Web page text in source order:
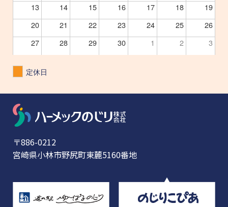
13
14 15 16 17 18
19
20
21 22 23 24 25
26
27
28 29 30 1 2 3
定休日
〒886-0212
宮崎県小林市野尻町東麓5160番地